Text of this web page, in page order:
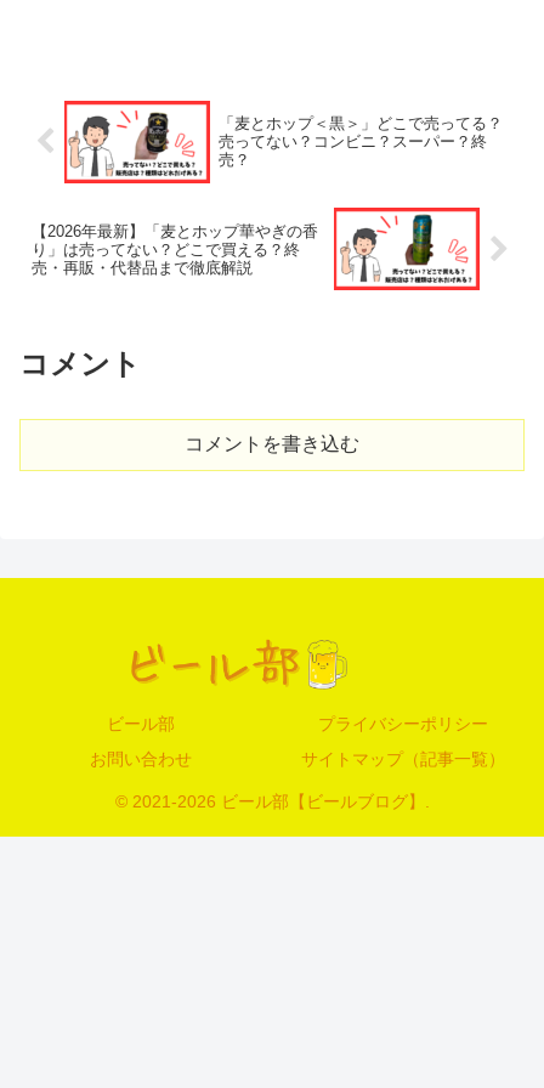
「麦とホップ＜黒＞」どこで売ってる？
売ってない？コンビニ？スーパー？終
売？
【2026年最新】「麦とホップ華やぎの香
り」は売ってない？どこで買える？終
売・再販・代替品まで徹底解説
コメント
コメントを書き込む
ビール部
プライバシーポリシー
お問い合わせ
サイトマップ（記事一覧）
© 2021-2026 ビール部【ビールブログ】.